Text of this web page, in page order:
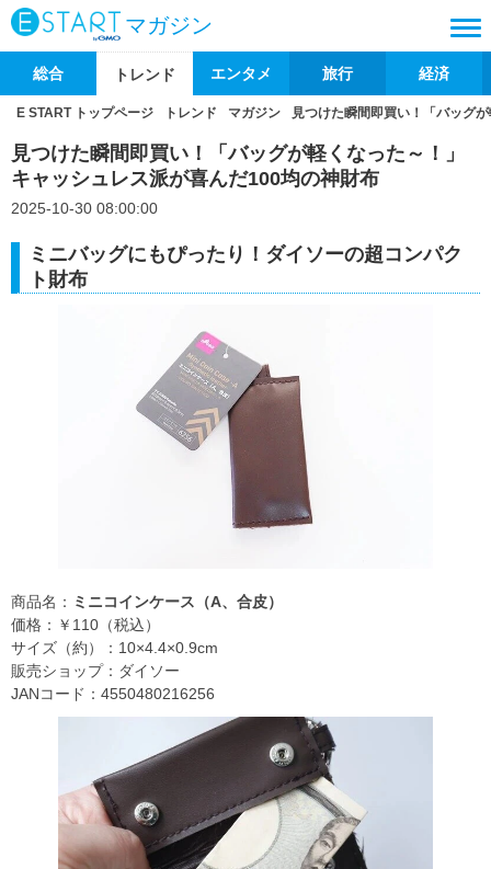
マガジン
総合 トレンド エンタメ 旅行 経済
E START トップページ トレンド マガジン 見つけた瞬間即買い！「バッグ
見つけた瞬間即買い！「バッグが軽くなった～！」
キャッシュレス派が喜んだ100均の神財布
2025-10-30 08:00:00
ミニバッグにもぴったり！ダイソーの超コンパク
ト財布
商品名： ミニコインケース（A、合皮）
価格：￥110（税込）
サイズ（約）：10×4.4×0.9cm
販売ショップ：ダイソー
JANコード：4550480216256